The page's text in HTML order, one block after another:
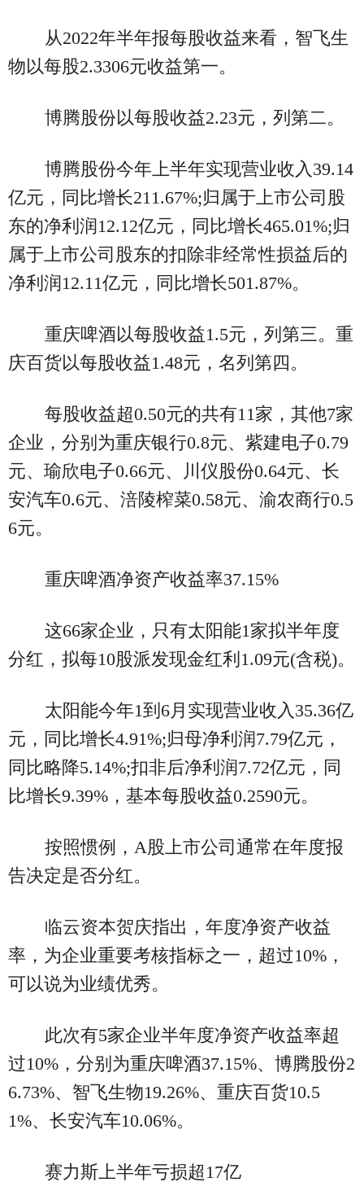
从2022年半年报每股收益来看，智飞生
物以每股2.3306元收益第一。
博腾股份以每股收益2.23元，列第二。
博腾股份今年上半年实现营业收入39.14
亿元，同比增长211.67%;归属于上市公司股
东的净利润12.12亿元，同比增长465.01%;归
属于上市公司股东的扣除非经常性损益后的
净利润12.11亿元，同比增长501.87%。
重庆啤酒以每股收益1.5元，列第三。重
庆百货以每股收益1.48元，名列第四。
每股收益超0.50元的共有11家，其他7家
企业，分别为重庆银行0.8元、紫建电子0.79
元、瑜欣电子0.66元、川仪股份0.64元、长
安汽车0.6元、涪陵榨菜0.58元、渝农商行0.5
6元。
重庆啤酒净资产收益率37.15%
这66家企业，只有太阳能1家拟半年度
分红，拟每10股派发现金红利1.09元(含税)。
太阳能今年1到6月实现营业收入35.36亿
元，同比增长4.91%;归母净利润7.79亿元，
同比略降5.14%;扣非后净利润7.72亿元，同
比增长9.39%，基本每股收益0.2590元。
按照惯例，A股上市公司通常在年度报
告决定是否分红。
临云资本贺庆指出，年度净资产收益
率，为企业重要考核指标之一，超过10%，
可以说为业绩优秀。
此次有5家企业半年度净资产收益率超
过10%，分别为重庆啤酒37.15%、博腾股份2
6.73%、智飞生物19.26%、重庆百货10.5
1%、长安汽车10.06%。
赛力斯上半年亏损超17亿